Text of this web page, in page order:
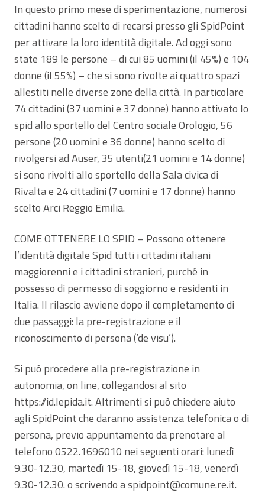
In questo primo mese di sperimentazione, numerosi
cittadini hanno scelto di recarsi presso gli SpidPoint
per attivare la loro identità digitale. Ad oggi sono
state 189 le persone – di cui 85 uomini (il 45%) e 104
donne (il 55%) – che si sono rivolte ai quattro spazi
allestiti nelle diverse zone della città. In particolare
74 cittadini (37 uomini e 37 donne) hanno attivato lo
spid allo sportello del Centro sociale Orologio, 56
persone (20 uomini e 36 donne) hanno scelto di
rivolgersi ad Auser, 35 utenti(21 uomini e 14 donne)
si sono rivolti allo sportello della Sala civica di
Rivalta e 24 cittadini (7 uomini e 17 donne) hanno
scelto Arci Reggio Emilia.
COME OTTENERE LO SPID – Possono ottenere
l’identità digitale Spid tutti i cittadini italiani
maggiorenni e i cittadini stranieri, purché in
possesso di permesso di soggiorno e residenti in
Italia. Il rilascio avviene dopo il completamento di
due passaggi: la pre-registrazione e il
riconoscimento di persona (‘de visu’).
Si può procedere alla pre-registrazione in
autonomia, on line, collegandosi al sito
https://id.lepida.it. Altrimenti si può chiedere aiuto
agli SpidPoint che daranno assistenza telefonica o di
persona, previo appuntamento da prenotare al
telefono 0522.1696010 nei seguenti orari: lunedì
9.30-12.30, martedì 15-18, giovedì 15-18, venerdì
9.30-12.30. o scrivendo a spidpoint@comune.re.it.